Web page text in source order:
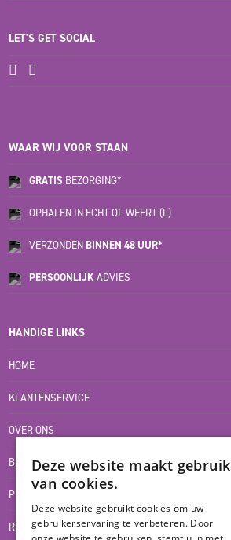
LET'S GET SOCIAL
WAAR WIJ VOOR STAAN
GRATIS BEZORGING*
OPHALEN IN ECHT OF WEERT (L)
VERZONDEN BINNEN 48 UUR*
PERSOONLIJKADVIES
HANDIGE LINKS
HOME
KLANTENSERVICE
OVER ONS
BLOG
PRIVACYVERKLARING
RETOUR- EN TERUGBETALINGSBELEID
Deze website maakt gebruik
van cookies.
Deze website gebruikt cookies om uw
gebruikerservaring te verbeteren. Door